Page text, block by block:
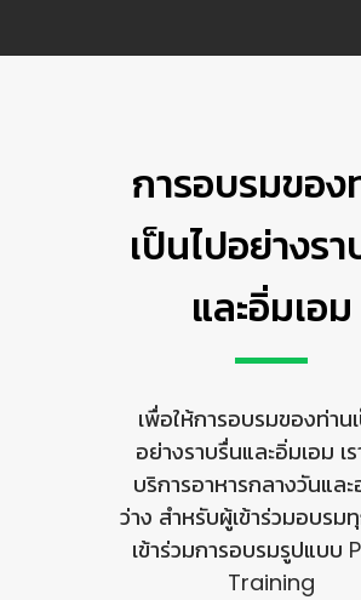
การอบรมของ
เป็นไปอย่างร
และอิ่มเอม
เพื่อให้การอบรมของท่าน
อย่างราบรื่นและอิ่มเอม เ
บริการอาหารกลางวันและ
ว่าง สำหรับผู้เข้าร่วมอบรม
เข้าร่วมการอบรมรูปแบบ
Training